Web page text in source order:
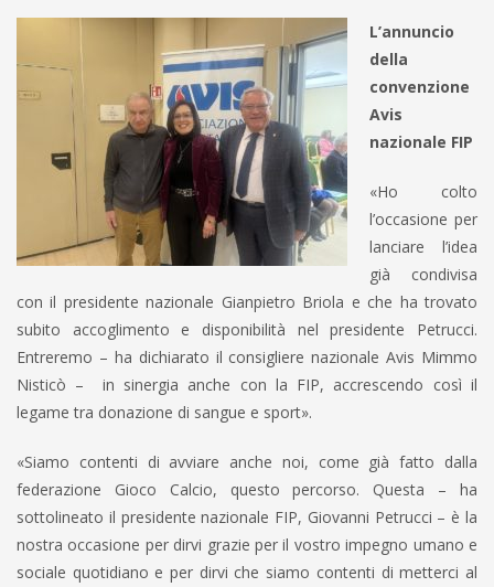
L’annuncio
della
convenzione
Avis
nazionale FIP
«Ho colto
l’occasione per
lanciare l’idea
già condivisa
con il presidente nazionale Gianpietro Briola e che ha trovato
subito accoglimento e disponibilità nel presidente Petrucci.
Entreremo – ha dichiarato il consigliere nazionale Avis Mimmo
Nisticò – in sinergia anche con la FIP, accrescendo così il
legame tra donazione di sangue e sport».
«Siamo contenti di avviare anche noi, come già fatto dalla
federazione Gioco Calcio, questo percorso. Questa – ha
sottolineato il presidente nazionale FIP, Giovanni Petrucci – è la
nostra occasione per dirvi grazie per il vostro impegno umano e
sociale quotidiano e per dirvi che siamo contenti di metterci al